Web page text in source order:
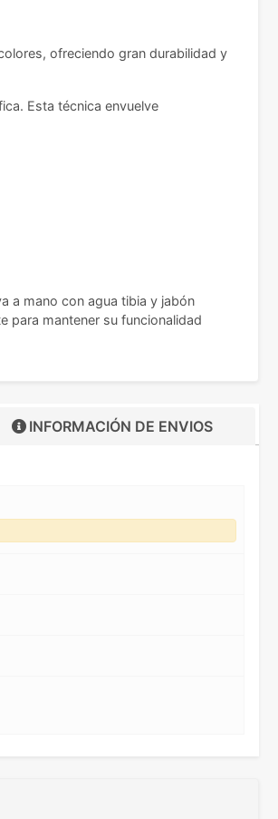
ofreciendo gran durabilidad y
Esta técnica envuelve
a mano con agua tibia y jabón
para mantener su funcionalidad
INFORMACIÓN DE ENVIOS